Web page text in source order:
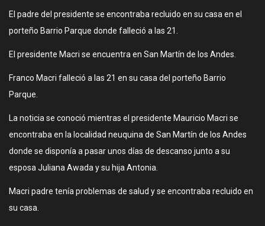
El padre del presidente se encontraba recluido en su casa en el
porteño Barrio Parque donde falleció a las 21.
El presidente Macri se encuentra en San Martín de los Andes.
Franco Macri falleció a las 21 en su casa del porteño Barrio
Parque.
La noticia se conoció mientras el presidente Mauricio Macri se
encontraba en la localidad neuquina de San Martín de los Andes
donde se disponía a pasar unos días de descanso junto a su
esposa Juliana Awada y su hija Antonia.
Macri padre tenía problemas de salud y se encontraba recluido en
su casa.